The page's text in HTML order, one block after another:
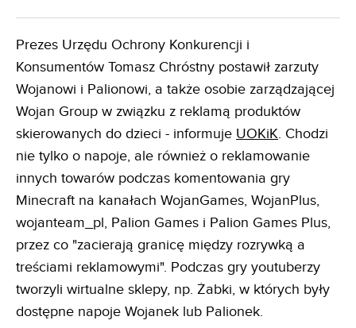
Prezes Urzędu Ochrony Konkurencji i
Konsumentów Tomasz Chróstny postawił zarzuty
Wojanowi i Palionowi, a także osobie zarządzającej
Wojan Group w związku z reklamą produktów
skierowanych do dzieci - informuje UOKiK. Chodzi
nie tylko o napoje, ale również o reklamowanie
innych towarów podczas komentowania gry
Minecraft na kanałach WojanGames, WojanPlus,
wojanteam_pl, Palion Games i Palion Games Plus,
przez co "zacierają granicę między rozrywką a
treściami reklamowymi". Podczas gry youtuberzy
tworzyli wirtualne sklepy, np. Żabki, w których były
dostępne napoje Wojanek lub Palionek.